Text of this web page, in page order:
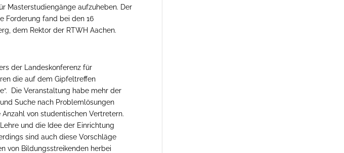
Masterstudiengänge aufzuheben. Der
Forderung fand bei den 16
dem Rektor der RTWH Aachen.
der Landeskonferenz für
die auf dem Gipfeltreffen
Die Veranstaltung habe mehr der
Suche nach Problemlösungen
von studentischen Vertretern.
und die Idee der Einrichtung
sind auch diese Vorschläge
von Bildungsstreikenden herbei